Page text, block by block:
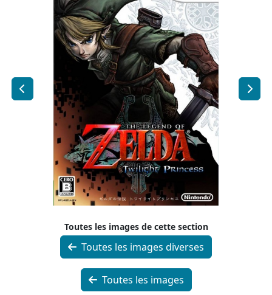
Toutes les images de cette section
Toutes les images diverses
Toutes les images